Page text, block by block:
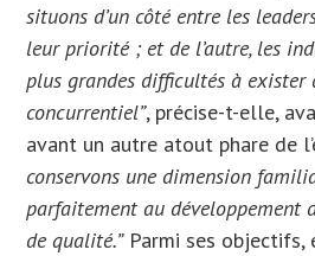
situons d’un côté entre les
leur priorité ; et de l’autre, les
plus grandes difficultés à exister
concurrentiel”, précise-t-elle,
avant un autre atout phare de
conservons une dimension
parfaitement au développement
de qualité.”Parmi ses objectifs,